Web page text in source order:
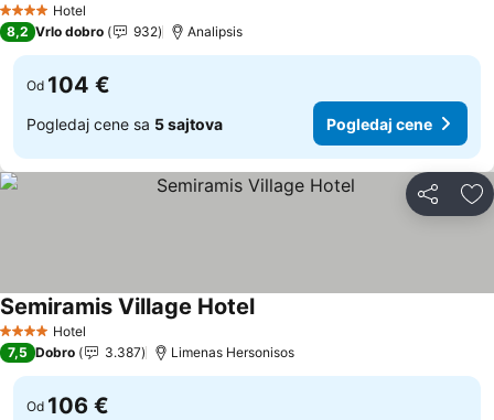
4 ZvezdiceHotel
8,2 Vrlo dobro 932 Analipsis
Od 104 €
Pogledaj cene sa 5 sajtova Pogledaj cene
Deli
4 ZvezdiceHotel
Semiramis Village Hotel
7,5 Dobro 3.387 Limenas Hersonisos
Od 106 €